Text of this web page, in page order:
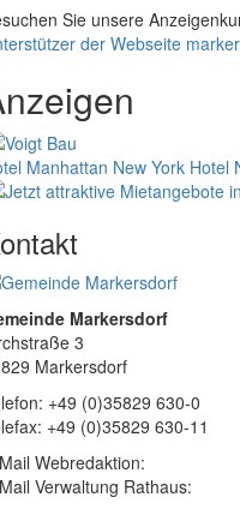
Sie unsere
der Webseite
Manhattan New York Hotel
Markersdorf
3
Markersdorf
+49 (0)35829 630-0
+49 (0)35829 630-11
Webredaktion:
Verwaltung Rathaus: